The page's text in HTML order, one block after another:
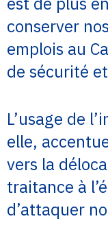
conserver
emplois au
de sécurité
L’usage de
elle,
vers la
traitance à
d’attaquer